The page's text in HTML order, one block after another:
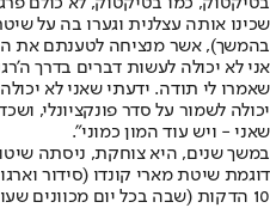
שכינו אותה עצלנית וגערו בה על
בהמשך), אשר מנציחה לטענתם את
אני לא יכולה לעשות דברים בדרך
שאמרו לי תודה. ידעתי שאני לא
יכולה לשמור על סדר פונקציונלי,
שאני - ויש עוד המון כמוני".
במשך שנים, היא צוחקת, ניסתה
דוגמת שיטת מארי קונדו (סידור